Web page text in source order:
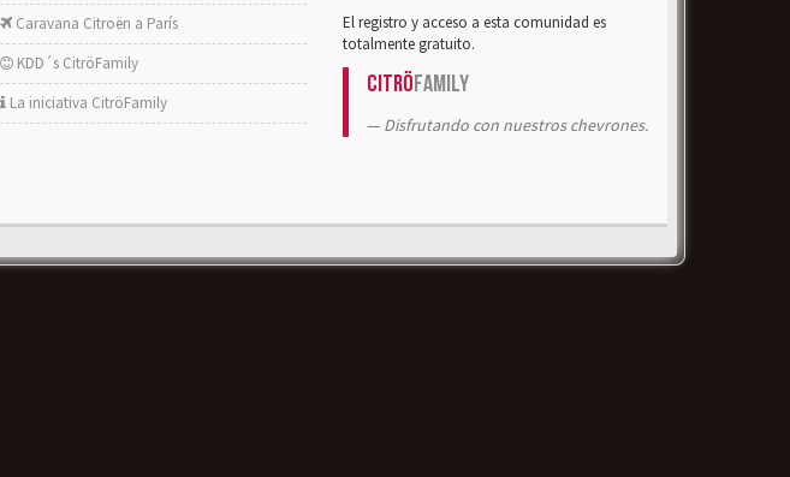
Caravana Citroën a París
KDD´s CitröFamily
La iniciativa CitröFamily
El registro y acceso a esta comunidad es
totalmente gratuito.
CitröFamily
Disfrutando con nuestros chevrones.